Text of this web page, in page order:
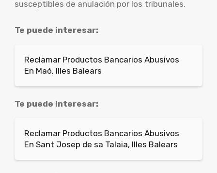
susceptibles de anulación por los tribunales.
Te puede interesar:
Reclamar Productos Bancarios Abusivos
En Maó, Illes Balears
Te puede interesar:
Reclamar Productos Bancarios Abusivos
En Sant Josep de sa Talaia, Illes Balears